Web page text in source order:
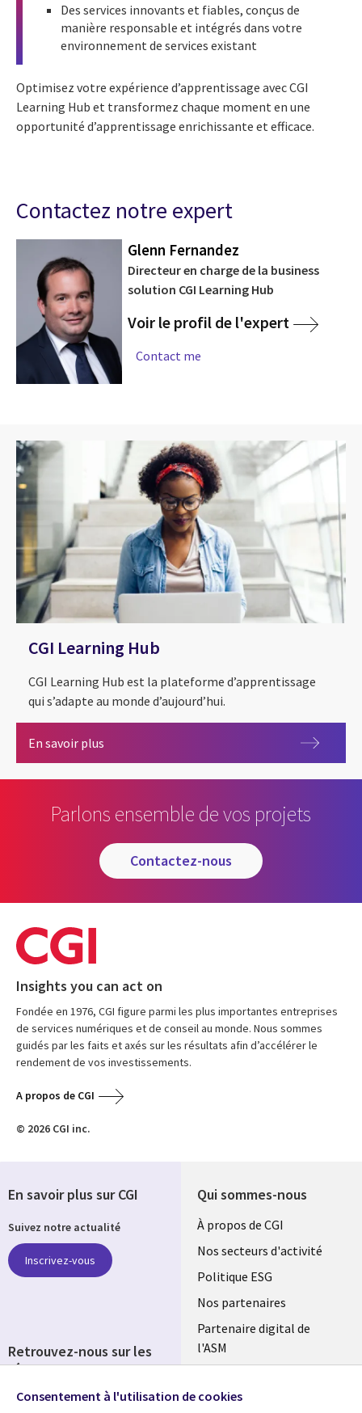
Des services innovants et fiables, conçus de
manière responsable et intégrés dans votre
environnement de services existant
Optimisez votre expérience d’apprentissage avec CGI
Learning Hub et transformez chaque moment en une
opportunité d’apprentissage enrichissante et efficace.
Contactez notre expert
Glenn Fernandez
Directeur en charge de la business
solution CGI Learning Hub
Voir le profil de l'expert
Contact me
CGI Learning Hub
CGI Learning Hub est la plateforme d’apprentissage
qui s’adapte au monde d’aujourd’hui.
En savoir plus
Parlons ensemble de vos projets
contactez-nous
Insights you can act on
Fondée en 1976, CGI figure parmi les plus importantes entreprises
de services numériques et de conseil au monde. Nous sommes
guidés par les faits et axés sur les résultats afin d’accélérer le
rendement de vos investissements.
A propos de CGI
© 2026 CGI inc.
Qui sommes-nous
Useful
links
FRANCE
À propos de CGI
Nos secteurs d'activité
Politique ESG
Nos partenaires
Partenaire digital de
l'ASM
Fusions
En savoir plus sur CGI
Suivez notre actualité
Inscrivez-vous
Retrouvez-nous sur les
réseaux
Social
Consentement à l'utilisation de cookies